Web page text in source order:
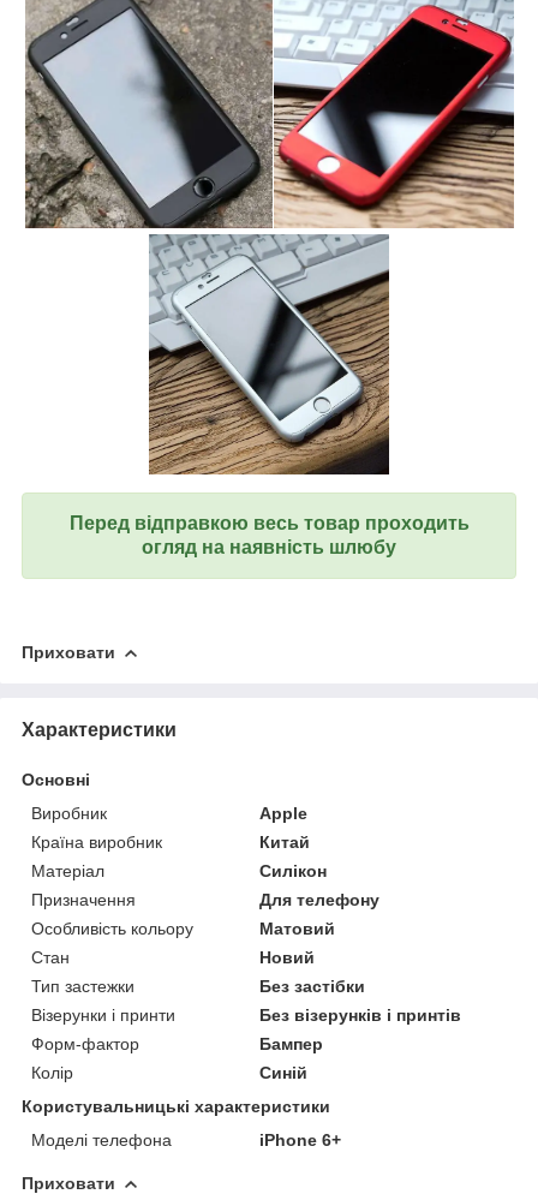
Перед відправкою весь товар проходить
огляд на наявність шлюбу
Приховати
Характеристики
Основні
Виробник
Apple
Країна виробник
Китай
Матеріал
Силікон
Призначення
Для телефону
Особливість кольору
Матовий
Стан
Новий
Тип застежки
Без застібки
Візерунки і принти
Без візерунків і принтів
Форм-фактор
Бампер
Колір
Синій
Користувальницькі характеристики
Моделі телефона
iPhone 6+
Приховати